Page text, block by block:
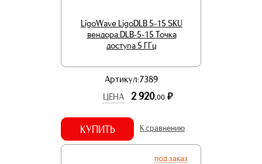
LigoWave LigoDLB 5-15 SKU
вендора:DLB-5-15 Точка
доступа 5 ГГц
Артикул:7389
ЦЕНА
2 920.00 р.
КУПИТЬ К сравнению
под заказ